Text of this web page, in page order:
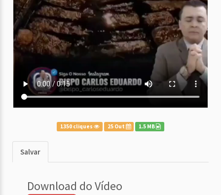
1350 cliques 25 Out 1.5 MB
Salvar
Download do Vídeo